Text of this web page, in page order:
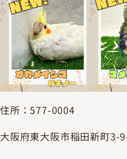
住所：577-0004
大阪府東大阪市稲田新町3-